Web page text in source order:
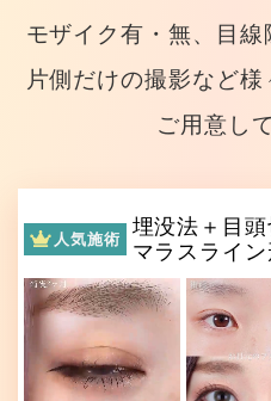
モザイク有・無、目
片側だけの撮影など
ご用意し
人気施術
埋没法＋目
マラスライ